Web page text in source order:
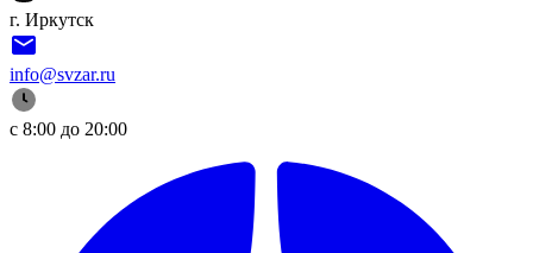
г. Иркутск
info@svzar.ru
с 8:00 до 20:00